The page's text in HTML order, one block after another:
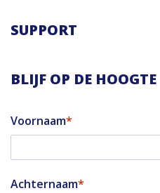
SUPPORT
BLIJF OP DE HOOGTE
Voornaam
Achternaam